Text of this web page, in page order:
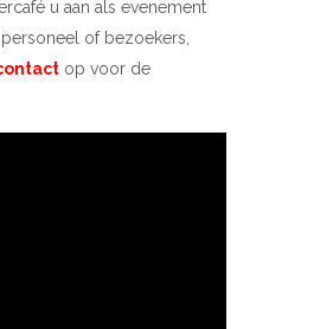
u aan als evenement
of bezoekers,
op voor de